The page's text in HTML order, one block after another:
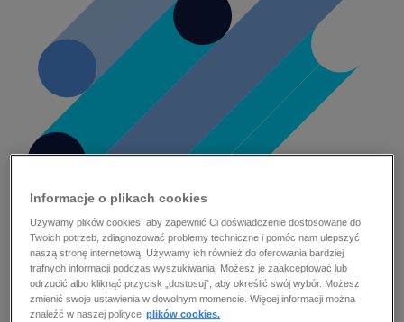
swojego zespołu dzięki warsztatowi
the hand workshop.
Jak dobrze wiesz, co Twoi pracownicy
odczuwają, myśląc o swojej pracy?
Informacje o plikach cookies
Używamy plików cookies, aby zapewnić Ci doświadczenie dostosowane do
Twoich potrzeb, zdiagnozować problemy techniczne i pomóc nam ulepszyć
naszą stronę internetową. Używamy ich również do oferowania bardziej
trafnych informacji podczas wyszukiwania. Możesz je zaakceptować lub
odrzucić albo kliknąć przycisk „dostosuj”, aby określić swój wybór. Możesz
zmienić swoje ustawienia w dowolnym momencie. Więcej informacji można
znaleźć w naszej polityce plików cookies.